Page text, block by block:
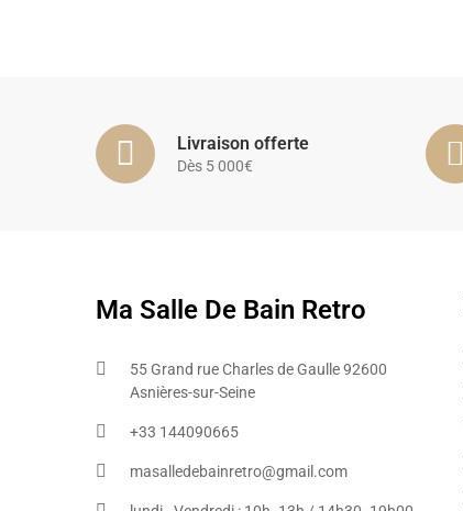
Livraison offerte
Dès 5 000€
Ma Salle De Bain Retro
55 Grand rue Charles de Gaulle 92600
Asnières-sur-Seine
+33 144090665​
masalledebainretro@gmail.com